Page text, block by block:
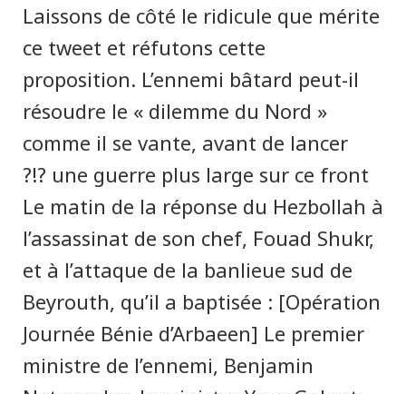
Laissons de côté le ridicule que mérite
ce tweet et réfutons cette
proposition. L’ennemi bâtard peut-il
résoudre le « dilemme du Nord »
comme il se vante, avant de lancer
une guerre plus large sur ce front ?!?
Le matin de la réponse du Hezbollah à
l’assassinat de son chef, Fouad Shukr,
et à l’attaque de la banlieue sud de
Beyrouth, qu’il a baptisée : [Opération
Journée Bénie d’Arbaeen] Le premier
ministre de l’ennemi, Benjamin